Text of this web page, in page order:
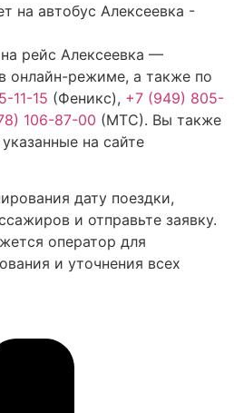
на автобус Алексеевка -
рейс Алексеевка —
онлайн-режиме, а также по
11-15 (Феникс), +7 (949) 805-
106-87-00 (МТС). Вы также
на сайте
дату поездки,
и отправьте заявку.
оператор для
и уточнения всех